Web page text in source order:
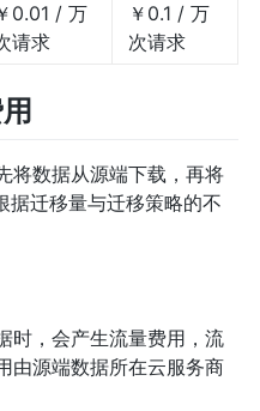
0.01 / 万
请求
￥0.1 / 万
次请求
将数据从源端下载，再将
据迁移量与迁移策略的不
时，会产生流量费用，流
由源端数据所在云服务商